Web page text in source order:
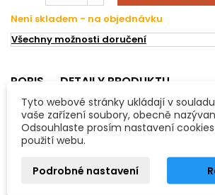
Není skladem - na objednávku
Všechny možnosti doručení
POPIS DETAILY PRODUKTU
Eurolite náplň "DSA", 25L
Special fluid for especially fast dissolving
presentations or on theater stages. Water-
Non-toxic. Not harmful to health . Can
Tyto webové stránky ukládají v
vaše zařízení soubory, obecně
Odsouhlaste prosím nastavení
použití webu.
Podrobné nastavení